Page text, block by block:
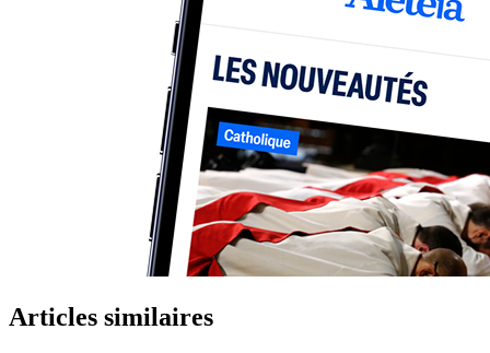
Articles similaires